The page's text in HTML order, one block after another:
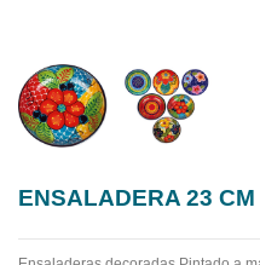
ENSALADERA 23